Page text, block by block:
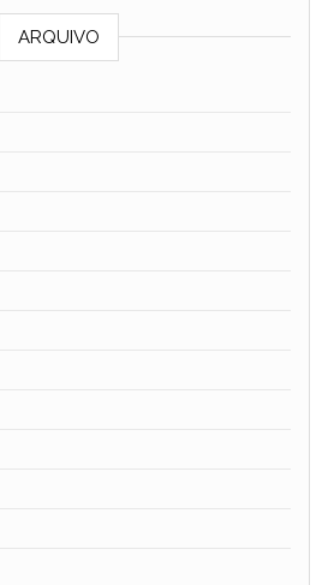
ARQUIVO